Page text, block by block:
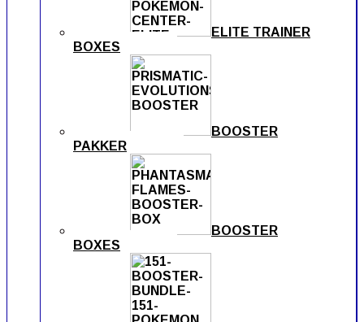
ELITE TRAINER
BOXES
BOOSTER
PAKKER
BOOSTER
BOXES